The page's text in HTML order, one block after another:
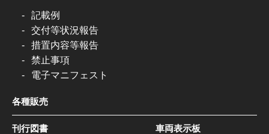
記載例
交付等状況報告
措置内容等報告
禁止事項
電子マニフェスト
各種販売
刊行図書 車両表示板